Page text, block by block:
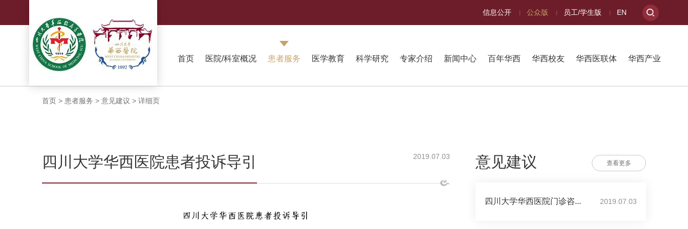
信息公开 公众版 员工/学生版 EN
首页 医院/科室概况 患者服务 医学教育 科学研究 专家介绍 新闻中心 百年华西 华西校友 华西医联体 华西产业
首页 > 患者服务 > 意见建议 > 详细页
四川大学华西医院患者投诉导引 2019.07.03 意见建议 查看更多
四川大学华西医院门诊咨... 2019.07.03